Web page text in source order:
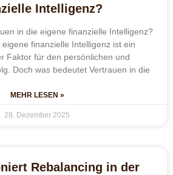
Intelligenz?
in die eigene finanzielle Intelligenz?
finanzielle Intelligenz ist ein
Faktor für den persönlichen und
Doch was bedeutet Vertrauen in die
MEHR LESEN »
28. Dezember 2025
Rebalancing in der